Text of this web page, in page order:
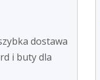
dostawa
i buty dla